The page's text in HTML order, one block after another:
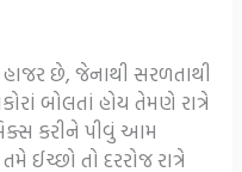
છે, જેનાથી સરળતાથી
બોલતાં હોય તેમણે રાત્રે
કરીને પીવું આમ
ઈચ્છો તો દરરોજ રાત્રે